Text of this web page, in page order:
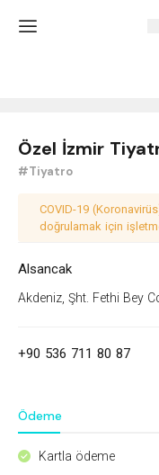
'
Özel İzmir
#Tiyatro
COVID-19
doğrulamak için
Alsancak
Akdeniz, Şht. Fethi Bey
+90 536 711 80 87
Ödeme
^ Kartla ödeme